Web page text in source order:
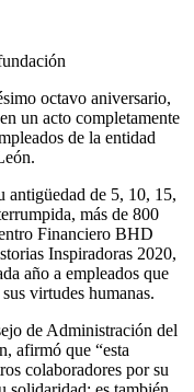
octavo aniversario,
un acto completamente
de la entidad
antigüedad de 5, 10, 15,
más de 800
Financiero BHD
Inspiradoras 2020,
año a empleados que
virtudes humanas.
de Administración del
afirmó que “esta
colaboradores por su